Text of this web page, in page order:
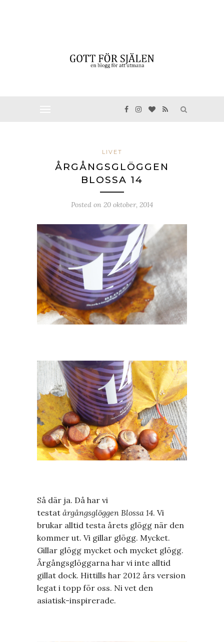
LIVET
ÅRGÅNGSGLÖGGEN
BLOSSA 14
Posted on 20 oktober, 2014
Så där ja. Då har vi
testat årgångsglöggen Blossa 14. Vi
brukar alltid testa årets glögg när den
kommer ut. Vi gillar glögg. Mycket.
Gillar glögg mycket och mycket glögg.
Årgångsglöggarna har vi inte alltid
gillat dock. Hittills har 2012 års version
legat i topp för oss. Ni vet den
asiatisk-inspirerade.